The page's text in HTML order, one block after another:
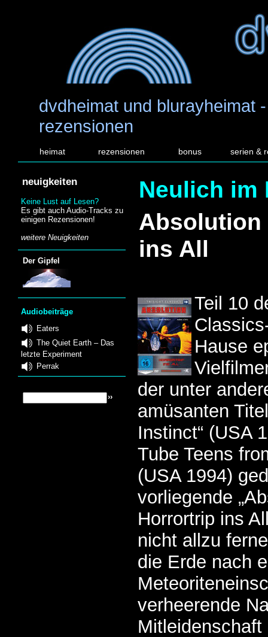
dvdheimat und blurayheimat
rezensionen
heimat rezensionen bonus serien &
neuigkeiten
Keine Lust auf Lesen?
Es gibt auch Audio-Tracks zu
einigen Rezensionen!
weitere Neuigkeiten
Der Gipfel
Audiobeiträge
Eaters
The Quiet Earth – Das
letzte Experiment
Perrak
Neulich im
Absolution
ins All
Teil 10
Hause
der unter
amüsanten
Instinct“ (USA
Tube Teens
(USA 1994)
vorliegende
Horrortrip ins
nicht allzu
die Erde nach
verheerende